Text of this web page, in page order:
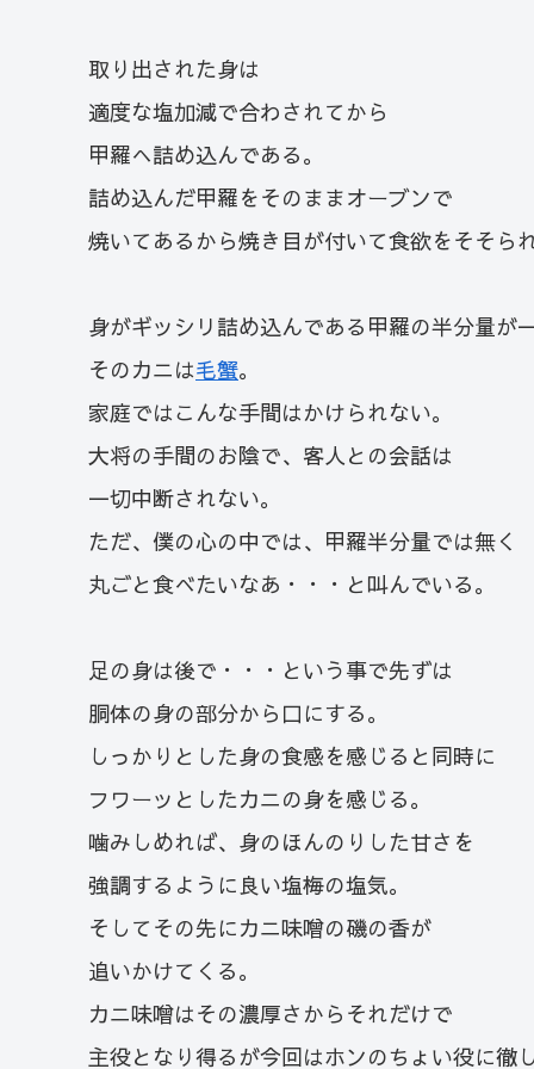
取り出された身は
適度な塩加減で合わされてから
甲羅へ詰め込んである。
詰め込んだ甲羅をそのままオーブンで
焼いてあるから焼き目が付いて食欲をそそられ
身がギッシリ詰め込んである甲羅の半分量が一
そのカニは毛蟹。
家庭ではこんな手間はかけられない。
大将の手間のお陰で、客人との会話は
一切中断されない。
ただ、僕の心の中では、甲羅半分量では無く
丸ごと食べたいなあ・・・と叫んでいる。
足の身は後で・・・という事で先ずは
胴体の身の部分から口にする。
しっかりとした身の食感を感じると同時に
フワーッとしたカニの身を感じる。
噛みしめれば、身のほんのりした甘さを
強調するように良い塩梅の塩気。
そしてその先にカニ味噌の磯の香が
追いかけてくる。
カニ味噌はその濃厚さからそれだけで
主役となり得るが今回はホンのちょい役に徹し